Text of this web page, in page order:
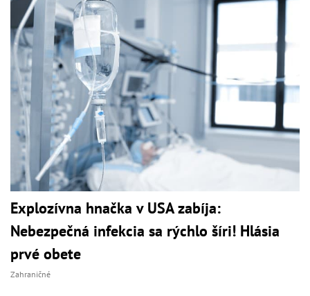
Explozívna hnačka v USA zabíja:
Nebezpečná infekcia sa rýchlo šíri! Hlásia
prvé obete
Zahraničné